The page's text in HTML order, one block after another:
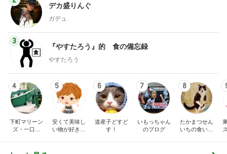
デカ盛りんぐ
ガデュ
3
『やすたろう』的 食の備忘録
やすたろう
4
下町マリーン
ズ・一口馬
そば
5
安くて美味し
い物が好き☆
6
道産子どすど
す！
7
いもっちゃん
のブログ
8
たかまつせん
いちの食い散